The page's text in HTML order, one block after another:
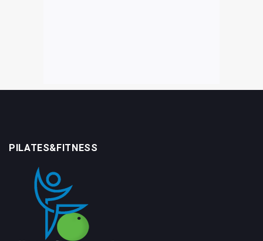
PILATES&FITNESS